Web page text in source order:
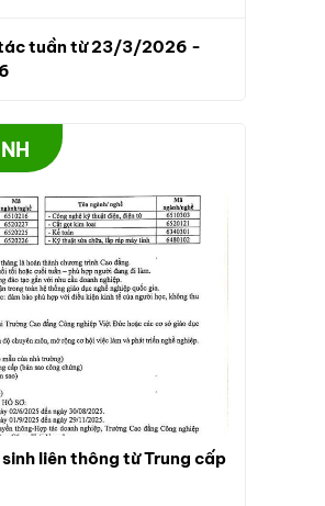
tuần từ 23/3/2026 -
liên thông từ Trung cấp